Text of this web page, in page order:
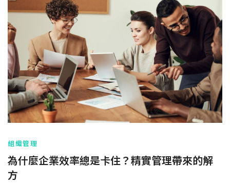
組織管理
為什麼企業效率總是卡住？精實管理帶來的解
方